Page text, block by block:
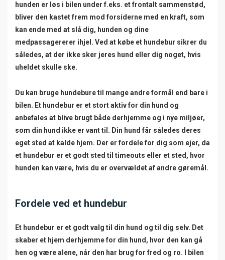
hunden er løs i bilen under f.eks. et frontalt sammenstød,
bliver den kastet frem mod forsiderne med en kraft, som
kan ende med at slå dig, hunden og dine
medpassagererer ihjel. Ved at købe et hundebur sikrer du
således, at der ikke sker jeres hund eller dig noget, hvis
uheldet skulle ske.
Du kan bruge hundebure til mange andre formål end bare i
bilen. Et hundebur er et stort aktiv for din hund og
anbefales at blive brugt både derhjemme og i nye miljøer,
som din hund ikke er vant til. Din hund får således deres
eget sted at kalde hjem. Der er fordele for dig som ejer, da
et hundebur er et godt sted til timeouts eller et sted, hvor
hunden kan være, hvis du er overvældet af andre gøremål.
Fordele ved et hundebur
Et hundebur er et godt valg til din hund og til dig selv. Det
skaber et hjem derhjemme for din hund, hvor den kan gå
hen og være alene, når den har brug for fred og ro. I bilen